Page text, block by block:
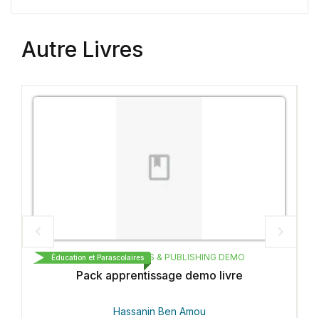
Autre Livres
CARTHAGE BOOKS & PUBLISHING DEMO
Pack apprentissage demo livre
Hassanin Ben Amou
et Parascolaires